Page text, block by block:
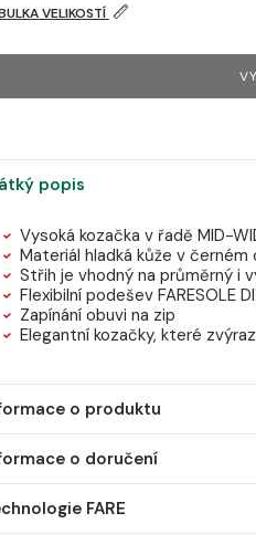
VELIKOSTÍ
popis
Vysoká kozačka v řadě MID-
Materiál hladká kůže v
Střih je vhodný na průměrný i
Flexibilní podešev FARESOLE
Zapínání obuvi na zip
Elegantní kozačky, které
o produktu
o doručení
FARE